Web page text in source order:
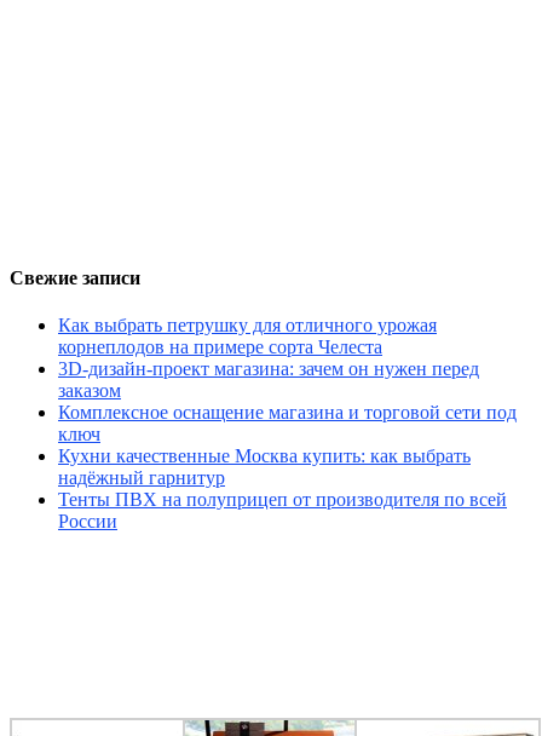
Свежие записи
Как выбрать петрушку для отличного урожая
корнеплодов на примере сорта Челеста
3D-дизайн-проект магазина: зачем он нужен перед
заказом
Комплексное оснащение магазина и торговой сети под
ключ
Кухни качественные Москва купить: как выбрать
надёжный гарнитур
Тенты ПВХ на полуприцеп от производителя по всей
России